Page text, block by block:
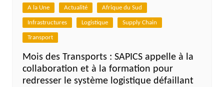
A la Une Actualité Afrique du Sud
Infrastructures Logistique Supply Chain
Transport
Mois des Transports : SAPICS appelle à la
collaboration et à la formation pour
redresser le système logistique défaillant